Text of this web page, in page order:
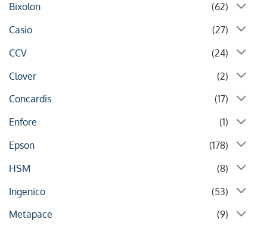
Bixolon
(62)
Casio
(27)
CCV
(24)
Clover
(2)
Concardis
(17)
Enfore
(1)
Epson
(178)
HSM
(8)
Ingenico
(53)
Metapace
(9)